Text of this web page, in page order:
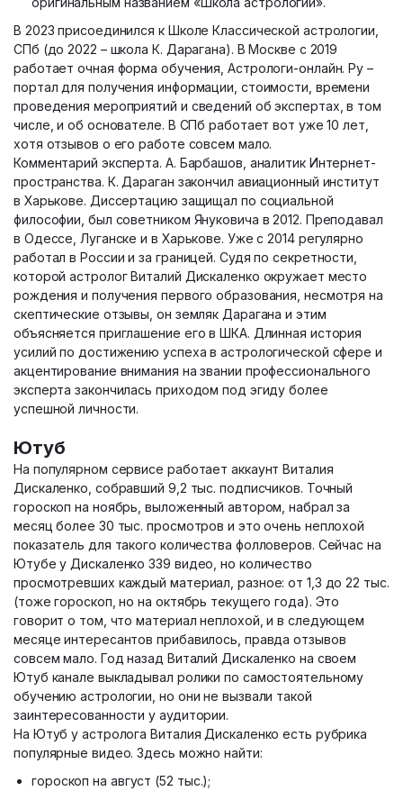
В 2023 присоединился к Школе Классической астрологии,
СПб (до 2022 – школа К. Дарагана). В Москве с 2019
работает очная форма обучения, Астрологи-онлайн. Ру –
портал для получения информации, стоимости, времени
проведения мероприятий и сведений об экспертах, в том
числе, и об основателе. В СПб работает вот уже 10 лет,
хотя отзывов о его работе совсем мало.
Комментарий эксперта. А. Барбашов, аналитик Интернет-
пространства. К. Дараган закончил авиационный институт
в Харькове. Диссертацию защищал по социальной
философии, был советником Януковича в 2012. Преподавал
в Одессе, Луганске и в Харькове. Уже с 2014 регулярно
работал в России и за границей. Судя по секретности,
которой астролог Виталий Дискаленко окружает место
рождения и получения первого образования, несмотря на
скептические отзывы, он земляк Дарагана и этим
объясняется приглашение его в ШКА. Длинная история
усилий по достижению успеха в астрологической сфере и
акцентирование внимания на звании профессионального
эксперта закончилась приходом под эгиду более
успешной личности.
Ютуб
На популярном сервисе работает аккаунт Виталия
Дискаленко, собравший 9,2 тыс. подписчиков. Точный
гороскоп на ноябрь, выложенный автором, набрал за
месяц более 30 тыс. просмотров и это очень неплохой
показатель для такого количества фолловеров. Сейчас на
Ютубе у Дискаленко 339 видео, но количество
просмотревших каждый материал, разное: от 1,3 до 22 тыс.
(тоже гороскоп, но на октябрь текущего года). Это
говорит о том, что материал неплохой, и в следующем
месяце интересантов прибавилось, правда отзывов
совсем мало. Год назад Виталий Дискаленко на своем
Ютуб канале выкладывал ролики по самостоятельному
обучению астрологии, но они не вызвали такой
заинтересованности у аудитории.
На Ютуб у астролога Виталия Дискаленко есть рубрика
популярные видео. Здесь можно найти:
гороскоп на август (52 тыс.);